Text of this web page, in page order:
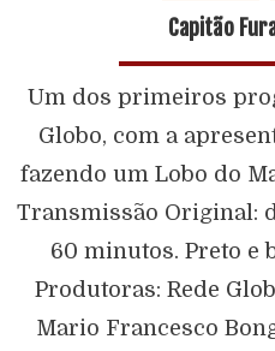
Capitão
Um dos primeiros
Globo, com a
fazendo um Lobo do
Transmissão Original:
60 minutos. Preto e
Produtoras: Rede
Mario Francesco